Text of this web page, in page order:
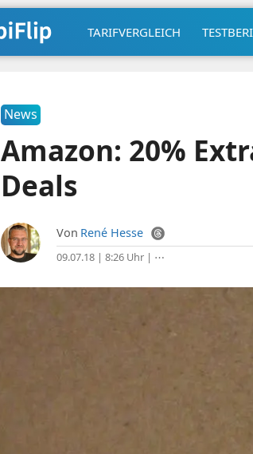
TARIFVERGLEICH
News
Amazon: 20%
Deals
Von René Hesse
09.07.18 | 8:26 Uhr| ⋯